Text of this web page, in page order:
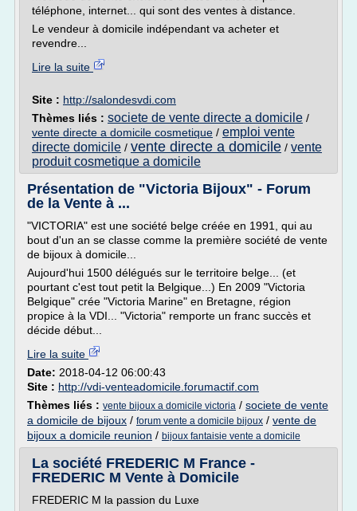
téléphone, internet... qui sont des ventes à distance.
Le vendeur à domicile indépendant va acheter et
revendre...
Lire la suite
Site : http://salondesvdi.com
Thèmes liés : societe de vente directe a domicile /
vente directe a domicile cosmetique / emploi vente
directe domicile / vente directe a domicile / vente
produit cosmetique a domicile
Présentation de "Victoria Bijoux" - Forum
de la Vente à ...
"VICTORIA" est une société belge créée en 1991, qui au
bout d'un an se classe comme la première société de vente
de bijoux à domicile...
Aujourd'hui 1500 délégués sur le territoire belge... (et
pourtant c'est tout petit la Belgique...) En 2009 "Victoria
Belgique" crée "Victoria Marine" en Bretagne, région
propice à la VDI... "Victoria" remporte un franc succès et
décide début...
Lire la suite
Date: 2018-04-12 06:00:43
Site : http://vdi-venteadomicile.forumactif.com
Thèmes liés : vente bijoux a domicile victoria / societe de vente
a domicile de bijoux / forum vente a domicile bijoux / vente de
bijoux a domicile reunion / bijoux fantaisie vente a domicile
La société FREDERIC M France -
FREDERIC M Vente à Domicile
FREDERIC M la passion du Luxe